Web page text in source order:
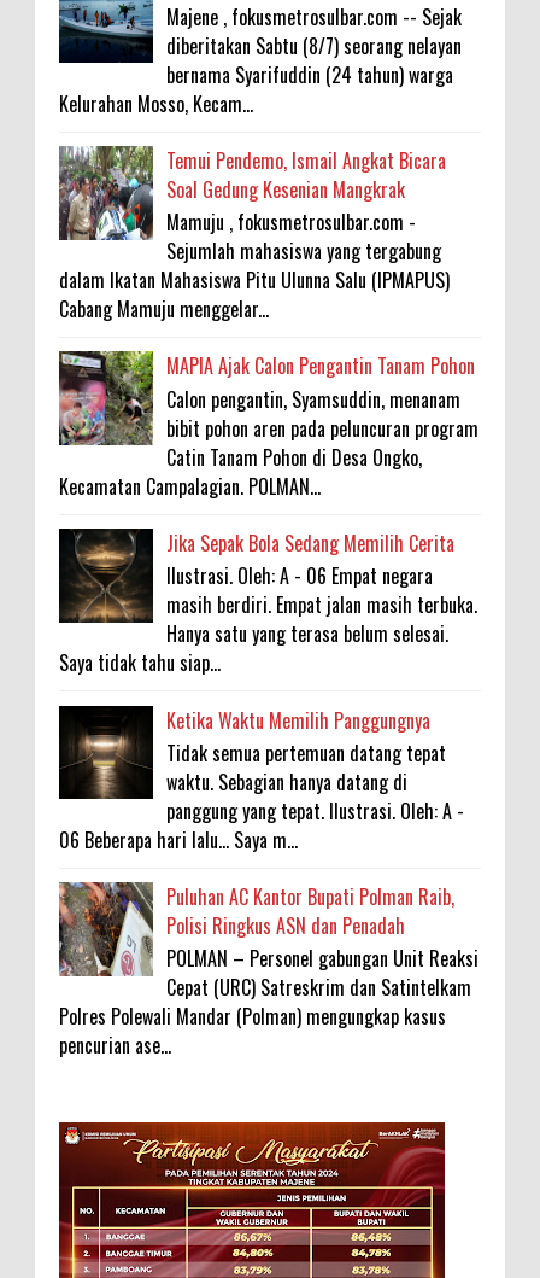
Majene , fokusmetrosulbar.com -- Sejak
diberitakan Sabtu (8/7) seorang nelayan
bernama Syarifuddin (24 tahun) warga
Kelurahan Mosso, Kecam...
Temui Pendemo, Ismail Angkat Bicara
Soal Gedung Kesenian Mangkrak
Mamuju , fokusmetrosulbar.com -
Sejumlah mahasiswa yang tergabung
dalam Ikatan Mahasiswa Pitu Ulunna Salu (IPMAPUS)
Cabang Mamuju menggelar...
MAPIA Ajak Calon Pengantin Tanam Pohon
Calon pengantin, Syamsuddin, menanam
bibit pohon aren pada peluncuran program
Catin Tanam Pohon di Desa Ongko,
Kecamatan Campalagian. POLMAN...
Jika Sepak Bola Sedang Memilih Cerita
Ilustrasi. Oleh: A - 06 Empat negara
masih berdiri. Empat jalan masih terbuka.
Hanya satu yang terasa belum selesai.
Saya tidak tahu siap...
Ketika Waktu Memilih Panggungnya
Tidak semua pertemuan datang tepat
waktu. Sebagian hanya datang di
panggung yang tepat. Ilustrasi. Oleh: A -
06 Beberapa hari lalu... Saya m...
Puluhan AC Kantor Bupati Polman Raib,
Polisi Ringkus ASN dan Penadah
POLMAN – Personel gabungan Unit Reaksi
Cepat (URC) Satreskrim dan Satintelkam
Polres Polewali Mandar (Polman) mengungkap kasus
pencurian ase...